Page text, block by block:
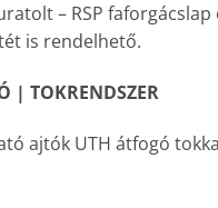
– RSP faforgácslap
is rendelhető.
| TOKRENDSZER
ajtók UTH átfogó